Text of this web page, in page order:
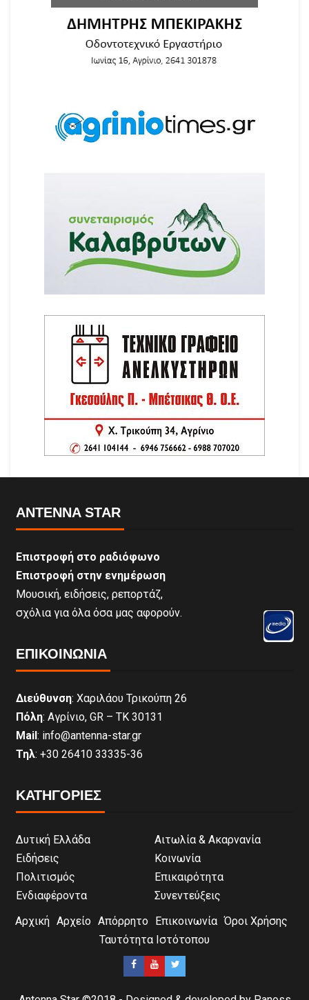
ANTENNA STAR
Επιστροφή στο ραδιόφωνο
Επιστροφή στην ενημέρωση
Μουσική, ειδήσεις, ρεπορτάζ,
σχόλια για όλα όσα μας αφορούν.
ΕΠΙΚΟΙΝΩΝΊΑ
Διεύθυνση: Χαριλάου Τρικούπη 26
Πόλη: Αγρίνιο, GR – ΤΚ 30131
Mail: info@antenna-star.gr
Τηλ: +30 26410 33335-36
ΚΑΤΗΓΟΡΙΕΣ
Δυτική Ελλάδα
Αιτωλία & Ακαρνανία
Ειδήσεις
Κοινωνία
Πολιτισμός
Επικαιρότητα
Ενδιαφέροντα
Συνεντεύξεις
Αρχική Αρχείο Απόρρητο Επικοινωνία Όροι Χρήσης
Ταυτότητα Ιστότοπου